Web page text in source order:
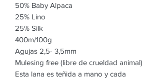
50% Baby Alpaca
25% Lino
25% Silk
400m/100g
Agujas 2,5- 3,5mm
Mulesing free (libre de crueldad animal)
Esta lana es teñida a mano y cada